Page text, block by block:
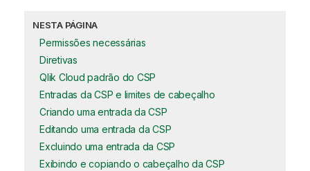
NESTA PÁGINA
Permissões necessárias
Diretivas
Qlik Cloud padrão do CSP
Entradas da CSP e limites de cabeçalho
Criando uma entrada da CSP
Editando uma entrada da CSP
Excluindo uma entrada da CSP
Exibindo e copiando o cabeçalho da CSP